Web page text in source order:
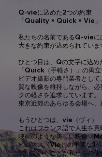
Q-vieに込めた2つの約束
「Quality × Quick × Vie」
私たちの名前であるQ-vieに
大きな約束が込められていま
ひとつ目は、Qの文字に込
「Quick（手軽さ）」の両立
ビデオ撮影の専門業者とし
質な映像を維持しながら、
クの軽さを追求しています。
東京近郊のあらゆる会場へ、
もうひとつは、vie（ヴィ）
これはフランス語で人生を意
映画のような美しい映像（
ビジネス（Vie）の重要な1
繋いでいくことが私たちの使